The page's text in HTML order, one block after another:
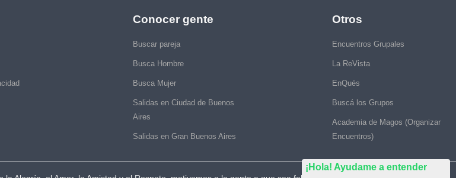
¡Hola! Ayudame a entender
Conocer gente
Buscar pareja
Busca Hombre
Busca Mujer
Salidas en Ciudad de Buenos
Aires
Salidas en Gran Buenos Aires
Otros
Encuentros Grupales
La ReVista
EnQués
Buscá los Grupos
Academia de Magos (Organizar
Encuentros)